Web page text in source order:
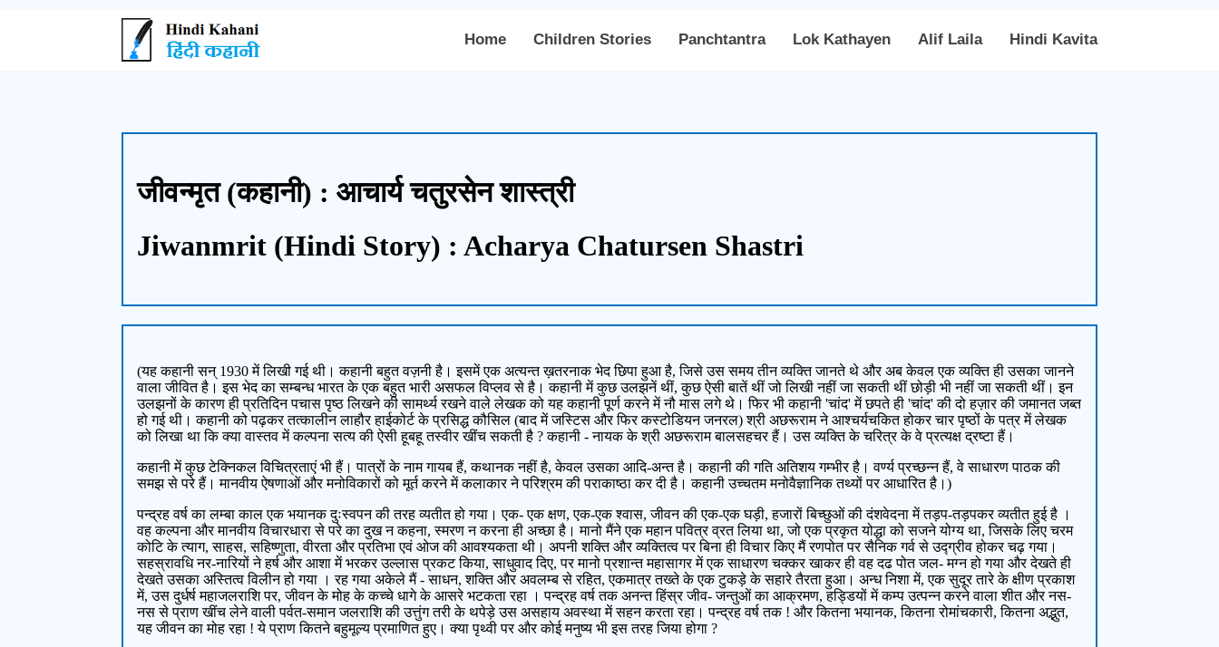
Home Children Stories Panchtantra Lok Kathayen Alif Laila Hindi Kavita
जीवन्मृत (कहानी) : आचार्य चतुरसेन शास्त्री
Jiwanmrit (Hindi Story) : Acharya Chatursen Shastri
(यह कहानी सन् 1930 में लिखी गई थी। कहानी बहुत वज़नी है। इसमें एक अत्यन्त ख़तरनाक भेद छिपा हुआ है, जिसे उस समय तीन व्यक्ति जानते थे और अब केवल एक व्यक्ति ही उसका जानने
वाला जीवित है। इस भेद का सम्बन्ध भारत के एक बहुत भारी असफल विप्लव से है। कहानी में कुछ उलझनें थीं, कुछ ऐसी बातें थीं जो लिखी नहीं जा सकती थीं छोड़ी भी नहीं जा सकती थीं। इन
उलझनों के कारण ही प्रतिदिन पचास पृष्ठ लिखने की सामर्थ्य रखने वाले लेखक को यह कहानी पूर्ण करने में नौ मास लगे थे। फिर भी कहानी 'चांद' में छपते ही 'चांद' की दो हज़ार की जमानत जब्त
हो गई थी। कहानी को पढ़कर तत्कालीन लाहौर हाईकोर्ट के प्रसिद्ध कौसिल (बाद में जस्टिस और फिर कस्टोडियन जनरल) श्री अछरूराम ने आश्चर्यचकित होकर चार पृष्ठों के पत्र में लेखक
को लिखा था कि क्या वास्तव में कल्पना सत्य की ऐसी हूबहू तस्वीर खींच सकती है ? कहानी - नायक के श्री अछरूराम बालसहचर हैं। उस व्यक्ति के चरित्र के वे प्रत्यक्ष द्रष्टा हैं।
कहानी में कुछ टेक्निकल विचित्रताएं भी हैं। पात्रों के नाम गायब हैं, कथानक नहीं है, केवल उसका आदि-अन्त है। कहानी की गति अतिशय गम्भीर है। वर्ण्य प्रच्छन्न हैं, वे साधारण पाठक की
समझ से परे हैं। मानवीय ऐषणाओं और मनोविकारों को मूर्त करने में कलाकार ने परिश्रम की पराकाष्ठा कर दी है। कहानी उच्चतम मनोवैज्ञानिक तथ्यों पर आधारित है।)
पन्द्रह वर्ष का लम्बा काल एक भयानक दुःस्वपन की तरह व्यतीत हो गया। एक- एक क्षण, एक-एक श्वास, जीवन की एक-एक घड़ी, हजारों बिच्छुओं की दंशवेदना में तड़प-तड़पकर व्यतीत हुई है ।
वह कल्पना और मानवीय विचारधारा से परे का दुख न कहना, स्मरण न करना ही अच्छा है। मानो मैंने एक महान पवित्र व्रत लिया था, जो एक प्रकृत योद्धा को सजने योग्य था, जिसके लिए चरम
कोटि के त्याग, साहस, सहिष्णुता, वीरता और प्रतिभा एवं ओज की आवश्यकता थी। अपनी शक्ति और व्यक्तित्व पर बिना ही विचार किए मैं रणपोत पर सैनिक गर्व से उद्ग्रीव होकर चढ़ गया।
सहस्रावधि नर-नारियों ने हर्ष और आशा में भरकर उल्लास प्रकट किया, साधुवाद दिए, पर मानो प्रशान्त महासागर में एक साधारण चक्कर खाकर ही वह दढ पोत जल- मग्न हो गया और देखते ही
देखते उसका अस्तित्व विलीन हो गया । रह गया अकेले मैं - साधन, शक्ति और अवलम्ब से रहित, एकमात्र तख्ते के एक टुकड़े के सहारे तैरता हुआ। अन्ध निशा में, एक सुदूर तारे के क्षीण प्रकाश
में, उस दुर्धर्ष महाजलराशि पर, जीवन के मोह के कच्चे धागे के आसरे भटकता रहा । पन्द्रह वर्ष तक अनन्त हिंस्र जीव- जन्तुओं का आक्रमण, हड्डियों में कम्प उत्पन्न करने वाला शीत और नस-
नस से प्राण खींच लेने वाली पर्वत-समान जलराशि की उत्तुंग तरी के थपेड़े उस असहाय अवस्था में सहन करता रहा। पन्द्रह वर्ष तक ! और कितना भयानक, कितना रोमांचकारी, कितना अद्भुत,
यह जीवन का मोह रहा ! ये प्राण कितने बहुमूल्य प्रमाणित हुए। क्या पृथ्वी पर और कोई मनुष्य भी इस तरह जिया होगा ?